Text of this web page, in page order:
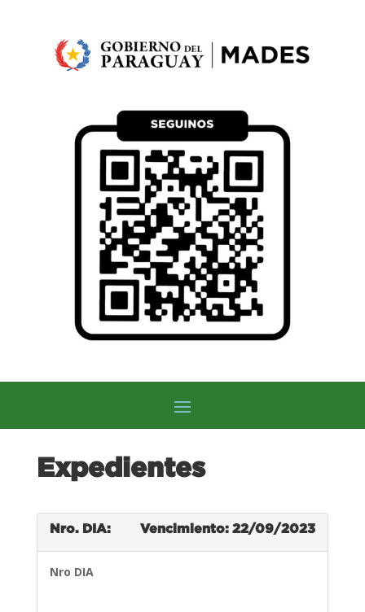
Expedientes
Nro. DIA: Vencimiento: 22/09/2023
Nro DIA